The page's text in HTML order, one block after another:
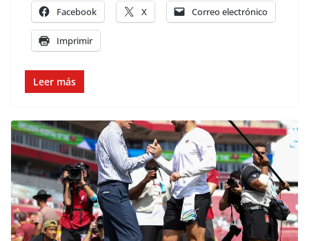
Facebook X Correo electrónico
Imprimir
Leer más